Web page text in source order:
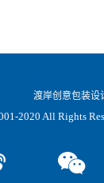
渡岸创意包装设
2020 All Rights